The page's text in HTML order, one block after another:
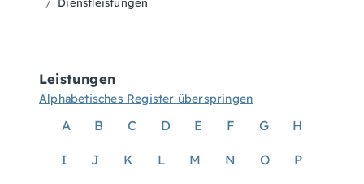
Leistungen
Alphabetisches Register überspringen
A B C D E F G H
I J K L M N O P